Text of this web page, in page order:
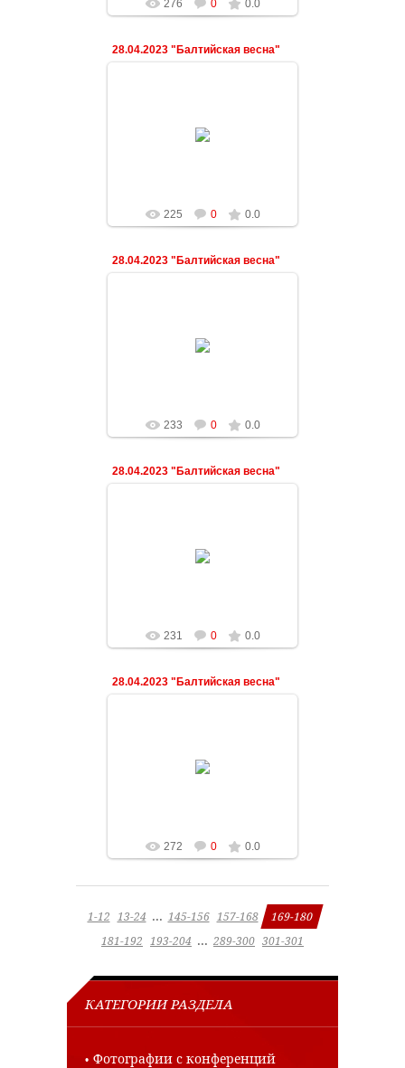
276 0 0.0
28.04.2023 "Балтийская весна"
225 0 0.0
28.04.2023 "Балтийская весна"
233 0 0.0
28.04.2023 "Балтийская весна"
231 0 0.0
28.04.2023 "Балтийская весна"
272 0 0.0
1-12 13-24 ... 145-156 157-168
169-180
181-192 193-204 ... 289-300 301-301
КАТЕГОРИИ РАЗДЕЛА
Фотографии с конференций